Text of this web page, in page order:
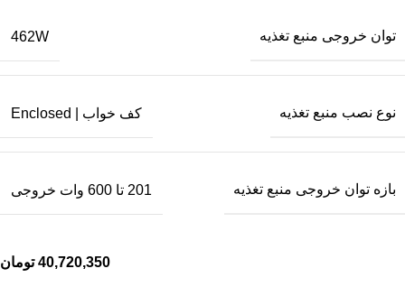
توان خروجی منبع تغذیه 462W
نوع نصب منبع تغذیه کف خواب | Enclosed
بازه توان خروجی منبع تغذیه 201 تا 600 وات خروجی
40,720,350 تومان